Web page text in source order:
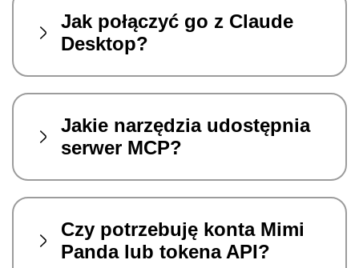
Jak połączyć go z Claude
Desktop?
Jakie narzędzia udostępnia
serwer MCP?
Czy potrzebuję konta Mimi
Panda lub tokena API?